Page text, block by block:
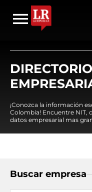
¡Conozca la información
Colombia! Encuentre NIT,
datos empresarial mas
Buscar empresa